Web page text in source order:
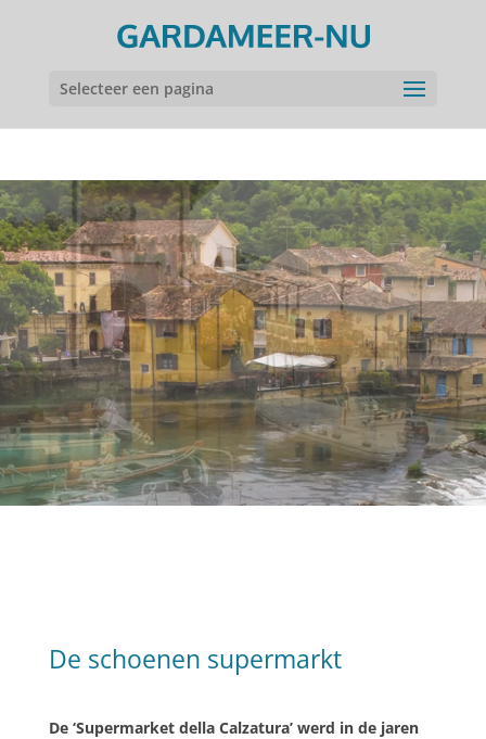
Selecteer een pagina
De schoenen supermarkt
De ‘Supermarket della Calzatura’ werd in de jaren